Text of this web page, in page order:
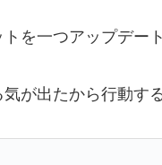
を一つアップデー
が出たから行動す